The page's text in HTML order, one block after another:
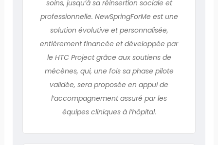
soins, jusqu’à sa réinsertion sociale et
professionnelle. NewSpringForMe est une
solution évolutive et personnalisée,
entièrement financée et développée par
le HTC Project grâce aux soutiens de
mécènes, qui, une fois sa phase pilote
validée, sera proposée en appui de
l’accompagnement assuré par les
équipes cliniques à l’hôpital.